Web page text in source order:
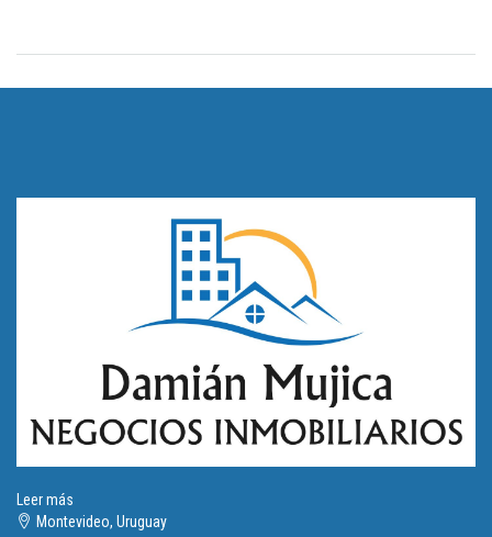
Leer más
Montevideo, Uruguay